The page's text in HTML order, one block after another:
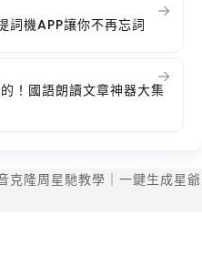
詞機APP讓你不再忘詞
！國語朗讀文章神器大集
克隆周星馳教學｜一鍵生成星爺